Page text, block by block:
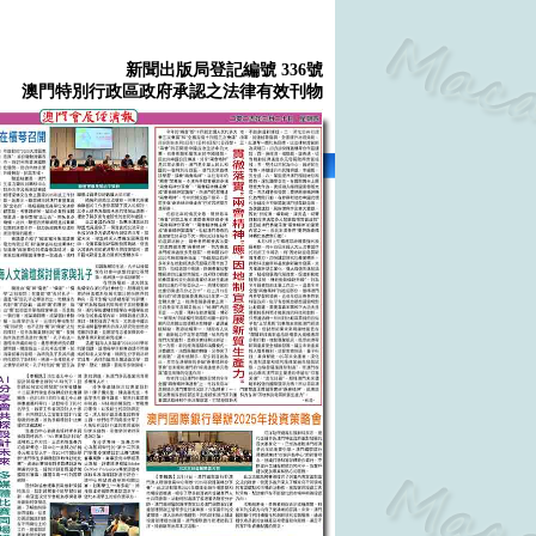
新聞出版局登記編號 336號
澳門特別行政區政府承認之法律有效刊物